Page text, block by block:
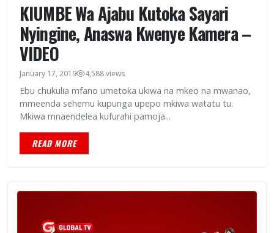
KIUMBE Wa Ajabu Kutoka Sayari
Nyingine, Anaswa Kwenye Kamera –
VIDEO
January 17, 2019 4,588 views
Ebu chukulia mfano umetoka ukiwa na mkeo na mwanao,
mmeenda sehemu kupunga upepo mkiwa watatu tu.
Mkiwa mnaendelea kufurahi pamoja...
READ MORE